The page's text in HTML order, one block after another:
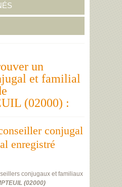
un
et familial
(02000) :
conjugal
enregistré
conjugaux et familiaux
(02000)